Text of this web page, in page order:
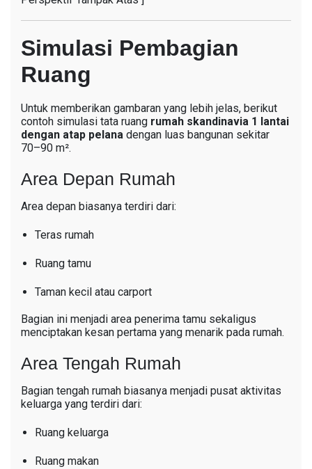
Simulasi Pembagian
Ruang
Untuk memberikan gambaran yang lebih jelas, berikut
contoh simulasi tata ruang rumah skandinavia 1 lantai
dengan atap pelana dengan luas bangunan sekitar
70–90 m².
Area Depan Rumah
Area depan biasanya terdiri dari:
Teras rumah
Ruang tamu
Taman kecil atau carport
Bagian ini menjadi area penerima tamu sekaligus
menciptakan kesan pertama yang menarik pada rumah.
Area Tengah Rumah
Bagian tengah rumah biasanya menjadi pusat aktivitas
keluarga yang terdiri dari:
Ruang keluarga
Ruang makan